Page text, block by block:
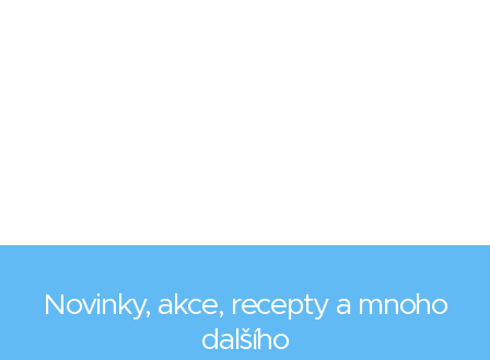
Novinky, akce, recepty a mnoho
dalšího